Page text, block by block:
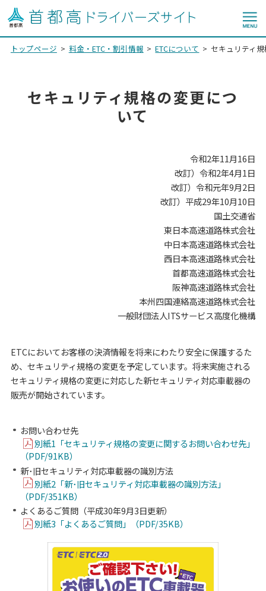
トップページ 料金・ETC・割引情報 ETCについて セキュリティ
セキュリティ規格の変更につ
いて
令和2年11月16日
改訂）令和2年4月1日
改訂）令和元年9月2日
改訂）平成29年10月10日
国土交通省
東日本高速道路株式会社
中日本高速道路株式会社
西日本高速道路株式会社
首都高速道路株式会社
阪神高速道路株式会社
本州四国連絡高速道路株式会社
一般財団法人ITSサービス高度化機構
ETCにおいてお客様の決済情報を将来にわたり安全に保護するた
め、セキュリティ規格の変更を予定しています。将来実施される
セキュリティ規格の変更に対応した新セキュリティ対応車載器の
販売が開始されています。
お問い合わせ先
別紙1「セキュリティ規格の変更に関するお問い合わせ先」
（PDF/91KB）
新･旧セキュリティ対応車載器の識別方法
別紙2「新･旧セキュリティ対応車載器の識別方法」
（PDF/351KB）
よくあるご質問（平成30年9月3日更新）
別紙3「よくあるご質問」（PDF/35KB）